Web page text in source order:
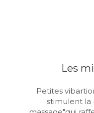
Les
Petites
stimulent la